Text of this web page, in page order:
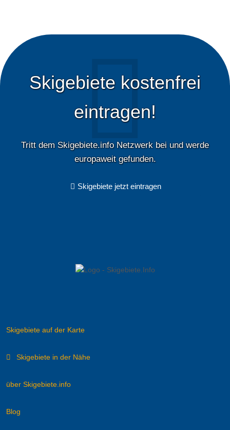
Skigebiete kostenfrei
eintragen!
Tritt dem Skigebiete.info Netzwerk bei und werde
europaweit gefunden.
Skigebiete jetzt eintragen
Skigebiete auf der Karte
Skigebiete in der Nähe
über Skigebiete.info
Blog